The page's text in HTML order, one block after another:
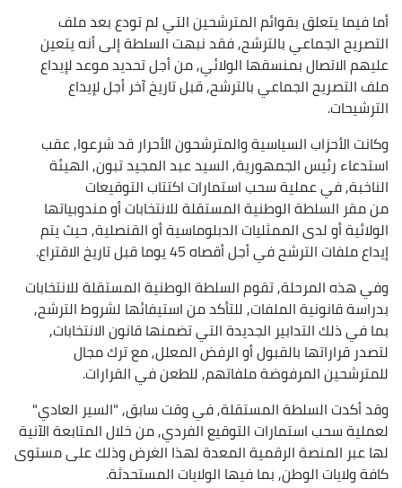
أما فيما يتعلق بقوائم المترشحين التي لم تودع بعد ملف
التصريح الجماعي بالترشح, فقد نبهت السلطة إلى أنه يتعين
عليهم الاتصال بمنسقها الولائي, من أجل تحديد موعد لإيداع
ملف التصريح الجماعي بالترشح, قبل تاريخ آخر أجل لإيداع
الترشيحات.
وكانت الأحزاب السياسية والمترشحون الأحرار قد شرعوا, عقب
استدعاء رئيس الجمهورية, السيد عبد المجيد تبون, الهيئة
الناخبة, في عملية سحب استمارات اكتتاب التوقيعات
من مقر السلطة الوطنية المستقلة للانتخابات أو مندوبياتها
الولائية أو لدى الممثليات الدبلوماسية أو القنصلية, حيث يتم
إيداع ملفات الترشح في أجل أقصاه 45 يوما قبل تاريخ الاقتراع.
وفي هذه المرحلة, تقوم السلطة الوطنية المستقلة للانتخابات
بدراسة قانونية الملفات, للتأكد من استيفائها لشروط الترشح,
بما في ذلك التدابير الجديدة التي تضمنها قانون الانتخابات,
لتصدر قراراتها بالقبول أو الرفض المعلل, مع ترك مجال
للمترشحين المرفوضة ملفاتهم, للطعن في القرارات.
وقد أكدت السلطة المستقلة, في وقت سابق, "السير العادي"
لعملية سحب استمارات التوقيع الفردي, من خلال المتابعة الآنية
لها عبر المنصة الرقمية المعدة لهذا الغرض وذلك على مستوى
كافة ولايات الوطن, بما فيها الولايات المستحدثة.